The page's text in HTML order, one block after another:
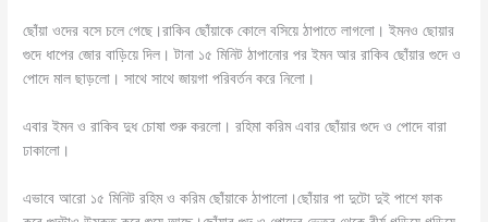
ছোঁয়া ওদের বসে চলে গেছে।রাকিব ছোঁয়াকে কোলে বসিয়ে ঠাপাতে লাগলো। ইমনও ছোয়ার
গুদে ধাপের জোর বাড়িয়ে দিল। টানা ১৫ মিনিট ঠাপানোর পর ইমন আর রাকিব ছোঁয়ার গুদে ও
পোদে মাল ছাড়লো। সাথে সাথে জায়গা পরিবর্তন করে নিলো।
এবার ইমন ও রাকিব দুধ চোষা শুরু করলো। রহিমা করিম এবার ছোঁয়ার গুদে ও পোদে বারা
ঢাকালো।
এভাবে আরো ১৫ মিনিট রহিম ও করিম ছোঁয়াকে ঠাপালো।ছোঁয়ার পা দুটো দুই পাশে ফাক